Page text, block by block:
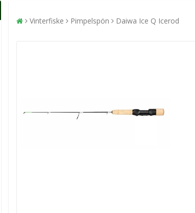
Vinterfiske Pimpelspön Daiwa Ice Q Icerod